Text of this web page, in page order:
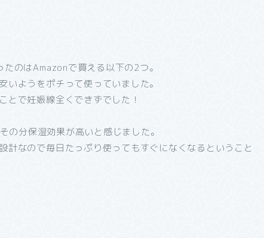
のはAmazonで買える以下の2つ。
ようをポチって使っていました。
とで妊娠線全くできずでした！
の分保湿効果が高いと感じました。
計なので毎日たっぷり使ってもすぐになくなるということ